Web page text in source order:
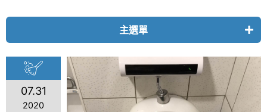
主選單
雕塑藝術品清潔
裝潢後細清
外牆清潔
07.31
2020